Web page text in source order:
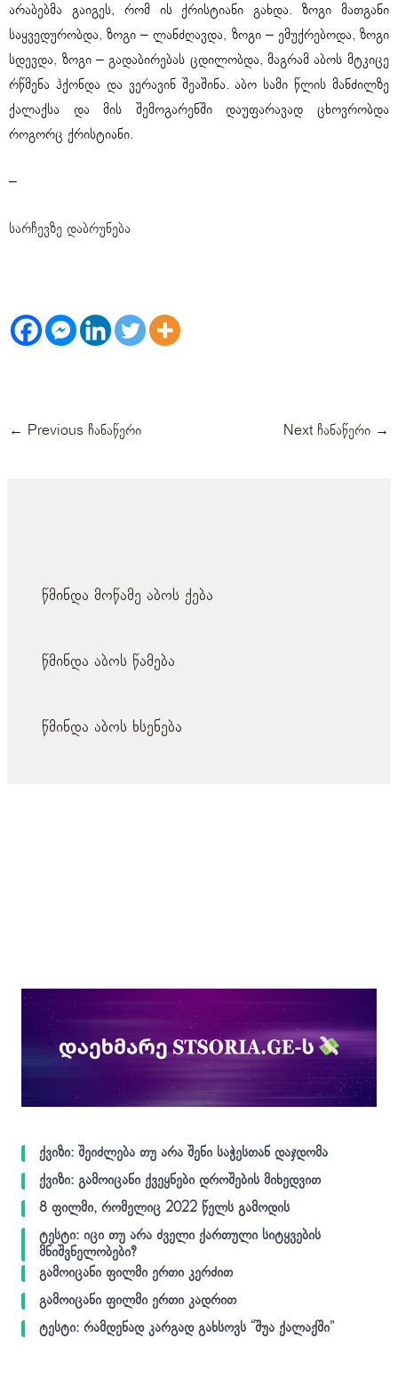
არაბებმა გაიგეს, რომ ის ქრისტიანი გახდა. ზოგი მათგანი
საყვედურობდა, ზოგი – ლანძღავდა, ზოგი – ემუქრებოდა, ზოგი
სდევდა, ზოგი – გადაბირებას ცდილობდა, მაგრამ აბოს მტკიცე
რწმენა ჰქონდა და ვერავინ შეაშინა. აბო სამი წლის მანძილზე
ქალაქსა და მის შემოგარენში დაუფარავად ცხოვრობდა
როგორც ქრისტიანი.
–
სარჩევზე დაბრუნება
← Previous ჩანაწერი Next ჩანაწერი →
წმინდა მოწამე აბოს ქება
წმინდა აბოს წამება
წმინდა აბოს ხსენება
ქვიზი: შეიძლება თუ არა შენი საჭესთან დაჯდომა
ქვიზი: გამოიცანი ქვეყნები დროშების მიხედვით
8 ფილმი, რომელიც 2022 წელს გამოდის
ტესტი: იცი თუ არა ძველი ქართული სიტყვების
მნიშვნელობები?
გამოიცანი ფილმი ერთი კერძით
გამოიცანი ფილმი ერთი კადრით
ტესტი: რამდენად კარგად გახსოვს “შუა ქალაქში”